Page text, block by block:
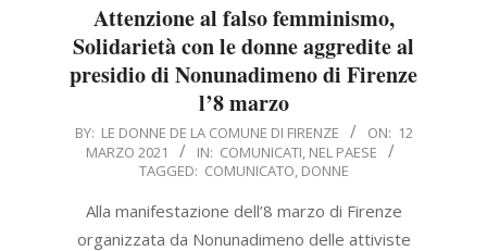
Attenzione al falso femminismo,
Solidarietà con le donne aggredite al
presidio di Nonunadimeno di Firenze
l’8 marzo
2021-
03-
BY: LE DONNE DE LA COMUNE DI FIRENZE ON: 12
MARZO 2021
IN: COMUNICATI, NEL PAESE
TAGGED: COMUNICATO, DONNE
Alla manifestazione dell’8 marzo di Firenze
organizzata da Nonunadimeno delle attiviste